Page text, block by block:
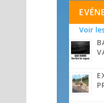
Voir